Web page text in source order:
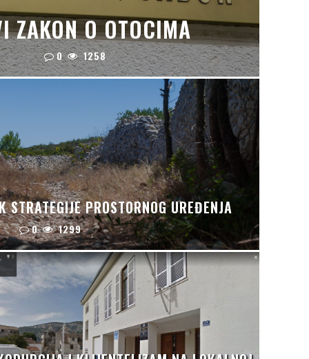
ZAKON O OTOCIMA
0 1258
PROSTORNOG UREĐENJA
0 1299